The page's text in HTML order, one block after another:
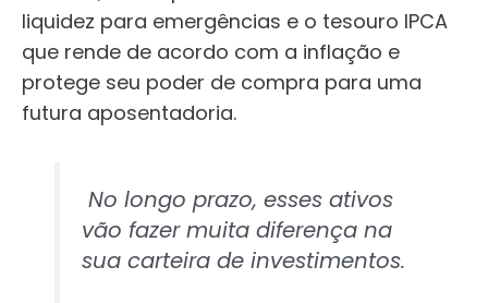
liquidez para emergências e o tesouro IPCA
que rende de acordo com a inflação e
protege seu poder de compra para uma
futura aposentadoria.
No longo prazo, esses ativos
vão fazer muita diferença na
sua carteira de investimentos.